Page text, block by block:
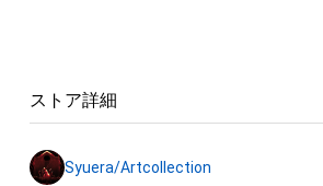
ストア詳細
Syuera/Artcollection